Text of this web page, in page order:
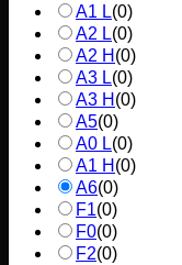
A1 L(0)
A2 L(0)
A2 H (0)
A3 L(0)
A3 H (0)
A5(0)
A0 L(0)
A1 H (0)
A6(0)
F1(0)
F0(0)
F2(0)